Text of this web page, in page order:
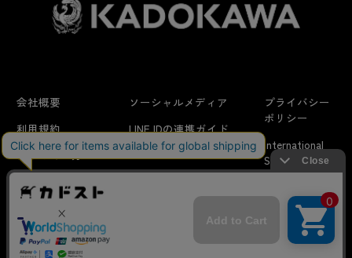
会社概要
利用規約
はじめての方へ
ソーシャルメディア
LINE IDの連携ガイド
FAQ
プライバシー
ポリシー
International
Shipping
リクエスト
当サイトでは利用体験の向上およびコンテンツの最適な提供、ト
ラフィックの分析を目的としてCookieを使用しています。
サイトの閲覧を継続された場合、Cookieの利用に同意したことも
のといたします。